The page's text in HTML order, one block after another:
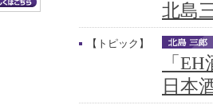
北島
【トピック】
「
日本